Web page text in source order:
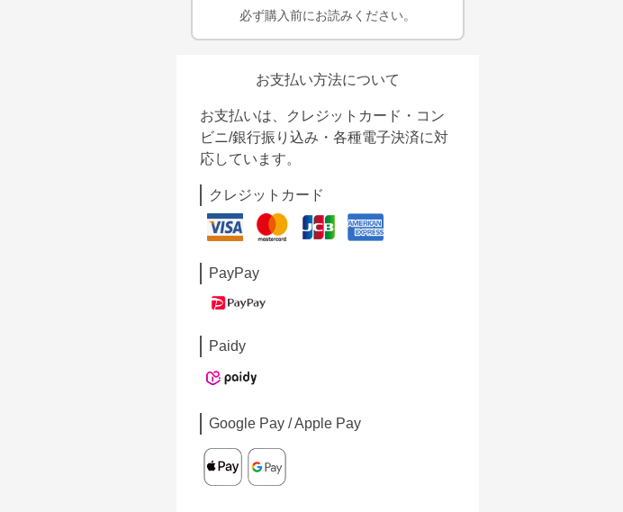
必ず購入前にお読みください。
お支払い方法について
お支払いは、クレジットカード・コン
ビニ/銀行振り込み・各種電子決済に対
応しています。
クレジットカード
PayPay
Paidy
Google Pay / Apple Pay